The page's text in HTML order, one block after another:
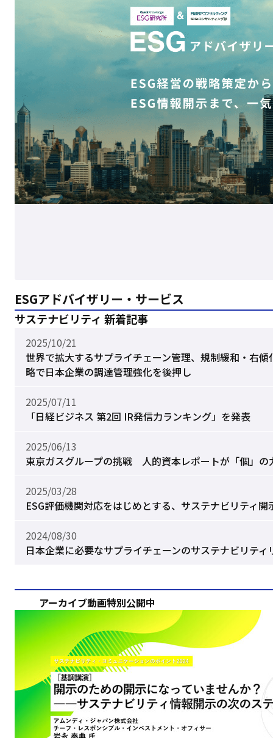
ESGアドバイザリー・サービス
サステナビリティ 新着記事
2025/10/21
世界で拡大するサプライチェーン管理、規制緩和・右
略で日本企業の調達管理強化を後押し
2025/07/11
「日経ビジネス 第2回 IR発信力ランキング」を発表
2025/06/13
東京ガスグループの挑戦 人的資本レポートが「個」の
2025/03/28
ESG評価機関対応をはじめとする、サステナビリティ
2024/08/30
日本企業に必要なサプライチェーンのサステナビリティ
アーカイブ動画特別公開中